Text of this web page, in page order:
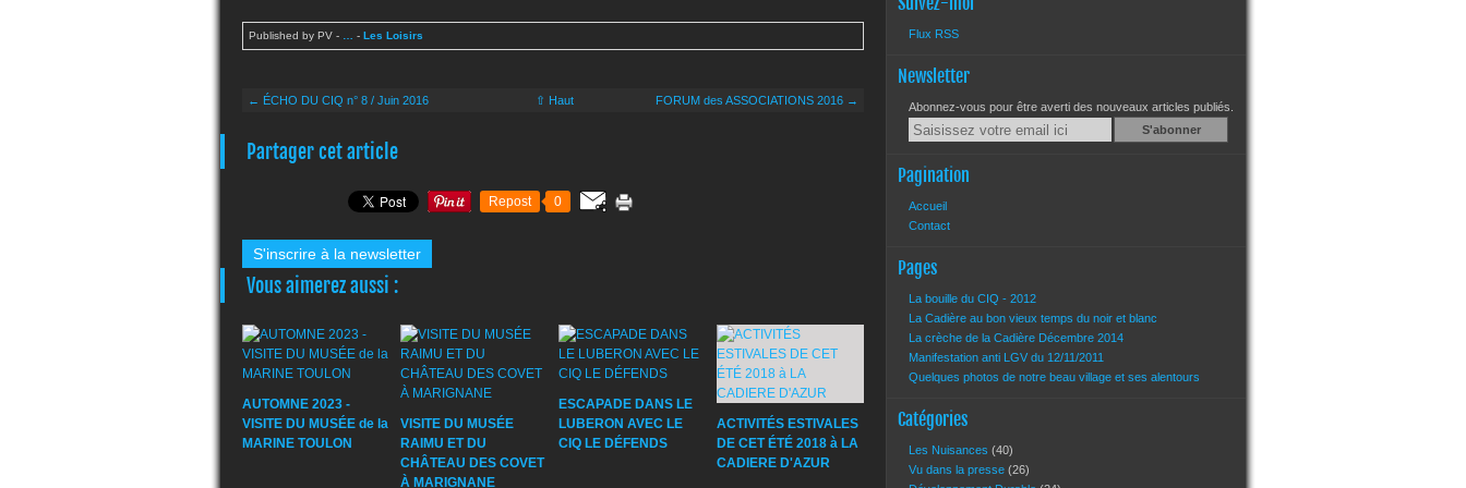
Published by PV - - Les Loisirs
← ÉCHO DU CIQ n° 8 / Juin 2016 ⇧ Haut FORUM des ASSOCIATIONS 2016 →
Partager cet article
Repost 0
S'inscrire à la newsletter
Vous aimerez aussi :
AUTOMNE 2023 -
VISITE DU MUSÉE de la
MARINE TOULON
VISITE DU MUSÉE
RAIMU ET DU
CHÂTEAU DES COVET
À MARIGNANE
ESCAPADE DANS LE
LUBERON AVEC LE
CIQ LE DÉFENDS
ACTIVITÉS ESTIVALES
DE CET ÉTÉ 2018 à LA
CADIERE D'AZUR
Flux RSS
Newsletter
Abonnez-vous pour être averti des nouveaux articles publiés.
Email
Pagination
Accueil
Contact
Pages
La bouille du CIQ - 2012
La Cadière au bon vieux temps du noir et blanc
La crèche de la Cadière Décembre 2014
Manifestation anti LGV du 12/11/2011
Quelques photos de notre beau village et ses alentours
Catégories
Les Nuisances (40)
Vu dans la presse (26)